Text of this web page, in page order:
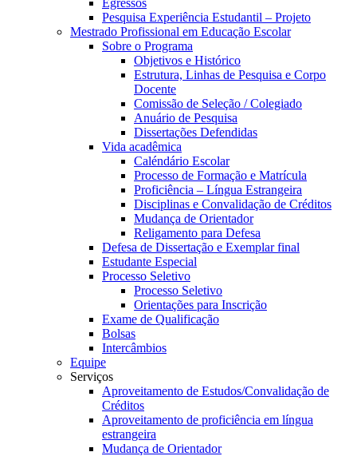
Egressos
Pesquisa Experiência Estudantil – Projeto
Mestrado Profissional em Educação Escolar
Sobre o Programa
Objetivos e Histórico
Estrutura, Linhas de Pesquisa e Corpo
Docente
Comissão de Seleção / Colegiado
Anuário de Pesquisa
Dissertações Defendidas
Vida acadêmica
Caléndário Escolar
Processo de Formação e Matrícula
Proficiência – Língua Estrangeira
Disciplinas e Convalidação de Créditos
Mudança de Orientador
Religamento para Defesa
Defesa de Dissertação e Exemplar final
Estudante Especial
Processo Seletivo
Processo Seletivo
Orientações para Inscrição
Exame de Qualificação
Bolsas
Intercâmbios
Equipe
Serviços
Aproveitamento de Estudos/Convalidação de
Créditos
Aproveitamento de proficiência em língua
estrangeira
Mudança de Orientador